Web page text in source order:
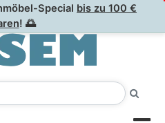
Special bis zu 100 €
! 🌅